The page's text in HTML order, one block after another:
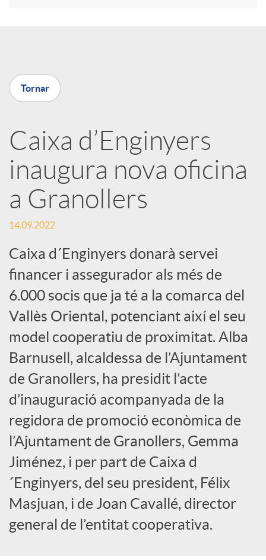
X
a
r
x
e
s
S
o
c
i
a
l
Tornar
Caixa d’Enginyers
inaugura nova oficina
a Granollers
14.09.2022
Caixa d´Enginyers donarà servei
financer i assegurador als més de
6.000 socis que ja té a la comarca del
Vallès Oriental, potenciant així el seu
model cooperatiu de proximitat. Alba
Barnusell, alcaldessa de l’Ajuntament
de Granollers, ha presidit l’acte
d’inauguració acompanyada de la
regidora de promoció econòmica de
l’Ajuntament de Granollers, Gemma
Jiménez, i per part de Caixa d
´Enginyers, del seu president, Félix
Masjuan, i de Joan Cavallé, director
general de l’entitat cooperativa.